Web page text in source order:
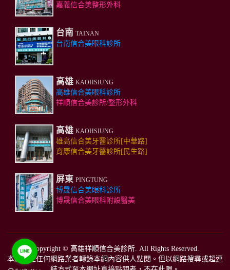
嘉義信合美整形外科
台南 TAINAN
台南信合美眼科診所
高雄 KAOHSIUNG
高雄信合美眼科診所
祥順信合美診所/整形外科
高雄 KAOHSIUNG
雄高信合美牙醫診所[中華路]
育康信合美牙醫診所[民生路]
屏東 PINGTUNG
博晟信合美眼科診所
博晟信合美眼科附設醫美
Copyright © 高雄祥順信合美診所. All Rights Reserved.
本網禁止任何網路業者轉錄本網內容供人點閱。但以網路搜尋或超連